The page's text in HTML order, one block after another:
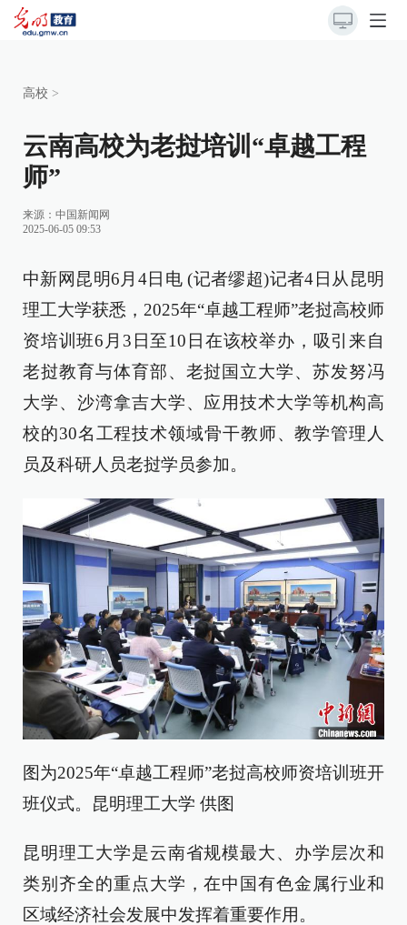
高校 >
云南高校为老挝培训“卓越工程
师”
来源： 中国新闻网
2025-06-05 09:53
中新网昆明6月4日电 (记者缪超)记者4日从昆明
理工大学获悉，2025年“卓越工程师”老挝高校师
资培训班6月3日至10日在该校举办，吸引来自
老挝教育与体育部、老挝国立大学、苏发努冯
大学、沙湾拿吉大学、应用技术大学等机构高
校的30名工程技术领域骨干教师、教学管理人
员及科研人员老挝学员参加。
图为2025年“卓越工程师”老挝高校师资培训班开
班仪式。昆明理工大学 供图
昆明理工大学是云南省规模最大、办学层次和
类别齐全的重点大学，在中国有色金属行业和
区域经济社会发展中发挥着重要作用。